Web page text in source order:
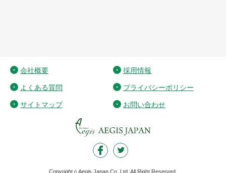
会社概要 採用情報
よくある質問 プライバシーポリシー
サイトマップ お問い合わせ
Copyright c Aegis Japan Co.,Ltd. All Right Reserved.